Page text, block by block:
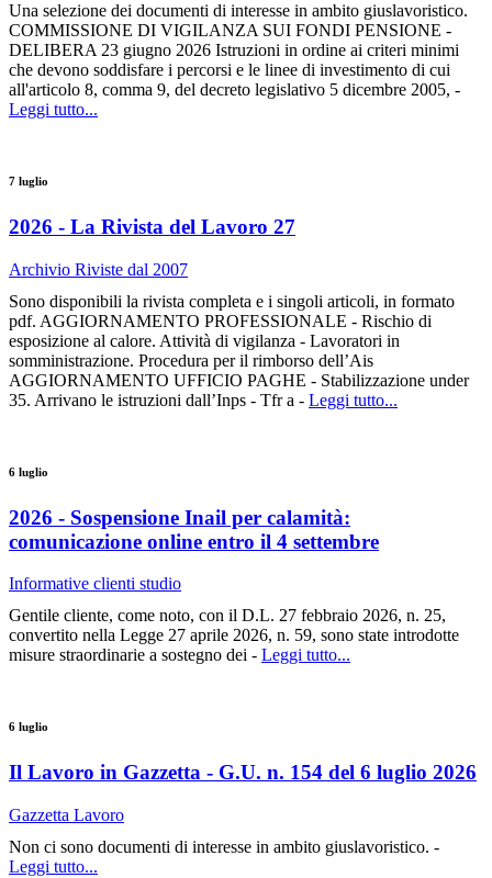
Una selezione dei documenti di interesse in ambito giuslavoristico.
COMMISSIONE DI VIGILANZA SUI FONDI PENSIONE -
DELIBERA 23 giugno 2026 Istruzioni in ordine ai criteri minimi
che devono soddisfare i percorsi e le linee di investimento di cui
all'articolo 8, comma 9, del decreto legislativo 5 dicembre 2005, -
Leggi tutto...
7 luglio
2026 - La Rivista del Lavoro 27
Archivio Riviste dal 2007
Sono disponibili la rivista completa e i singoli articoli, in formato
pdf. AGGIORNAMENTO PROFESSIONALE - Rischio di
esposizione al calore. Attività di vigilanza - Lavoratori in
somministrazione. Procedura per il rimborso dell’Ais
AGGIORNAMENTO UFFICIO PAGHE - Stabilizzazione under
35. Arrivano le istruzioni dall’Inps - Tfr a - Leggi tutto...
6 luglio
2026 - Sospensione Inail per calamità:
comunicazione online entro il 4 settembre
Informative clienti studio
Gentile cliente, come noto, con il D.L. 27 febbraio 2026, n. 25,
convertito nella Legge 27 aprile 2026, n. 59, sono state introdotte
misure straordinarie a sostegno dei - Leggi tutto...
6 luglio
Il Lavoro in Gazzetta - G.U. n. 154 del 6 luglio 2026
Gazzetta Lavoro
Non ci sono documenti di interesse in ambito giuslavoristico. -
Leggi tutto...